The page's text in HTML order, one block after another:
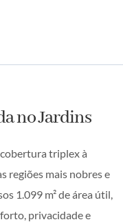
no Jardins
triplex à
regiões mais nobres e
1.099 m² de área útil,
privacidade e